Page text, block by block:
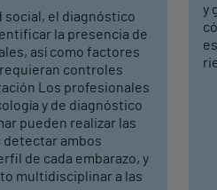
social, el diagnóstico
la presencia de
así como factores
controles
Los profesionales
y de diagnóstico
pueden realizar las
detectar ambos
de cada embarazo, y
multidisciplinar a las
y